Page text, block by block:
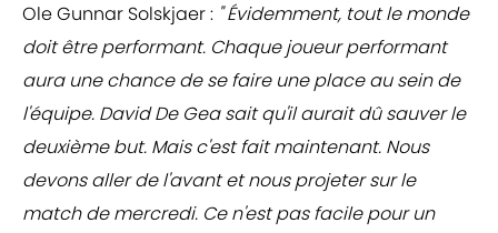
Ole Gunnar Solskjaer : " Évidemment, tout le monde
doit être performant. Chaque joueur performant
aura une chance de se faire une place au sein de
l'équipe. David De Gea sait qu'il aurait dû sauver le
deuxième but. Mais c'est fait maintenant. Nous
devons aller de l'avant et nous projeter sur le
match de mercredi. Ce n'est pas facile pour un